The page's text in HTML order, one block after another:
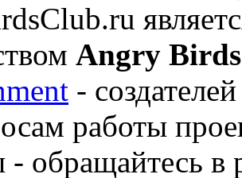
Angry Birds
-
работы
- обращайтесь в